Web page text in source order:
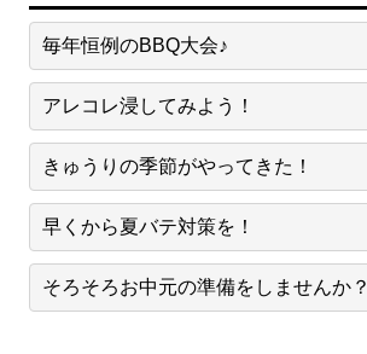
毎年恒例のBBQ大会♪
アレコレ浸してみよう！
きゅうりの季節がやってきた！
早くから夏バテ対策を！
そろそろお中元の準備をしませんか？